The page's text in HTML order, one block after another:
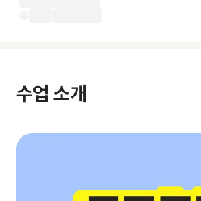
수업 소개